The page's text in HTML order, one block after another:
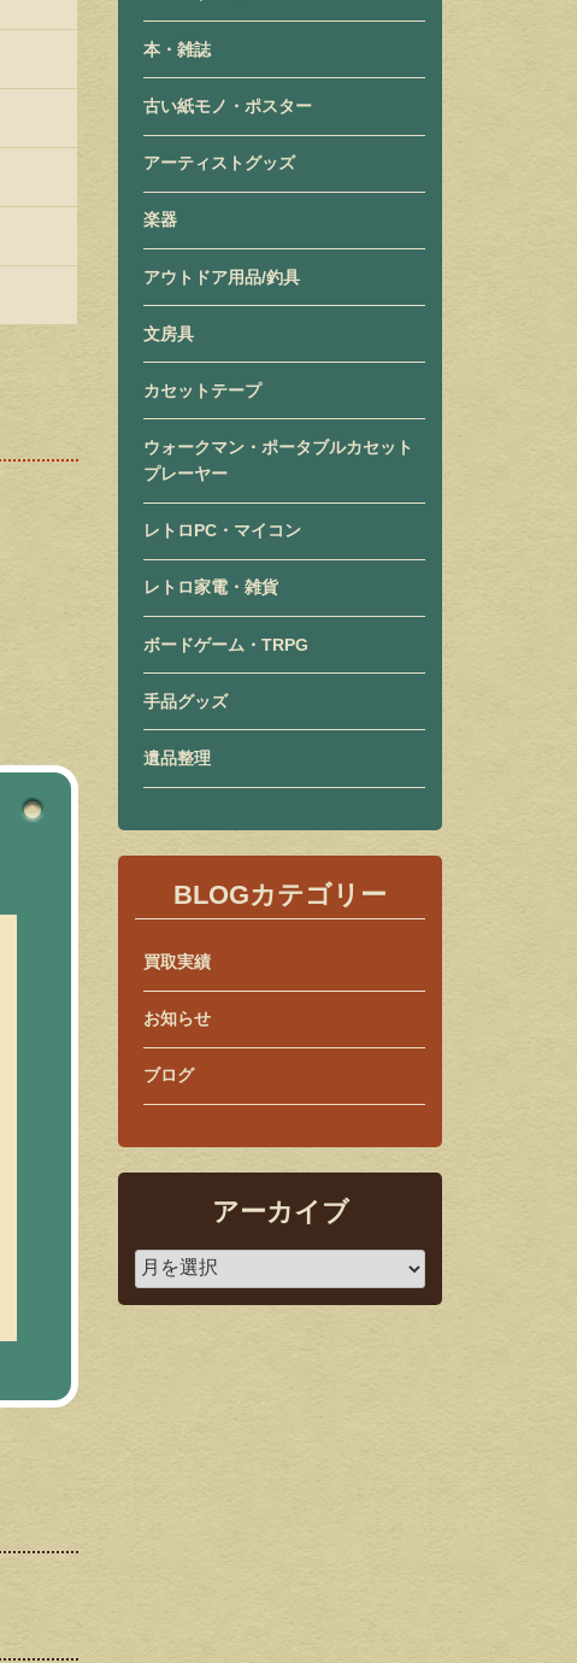
本・雑誌
古い紙モノ・ポスター
アーティストグッズ
楽器
アウトドア用品/釣具
文房具
カセットテープ
ウォークマン・ポータブルカセット
プレーヤー
レトロPC・マイコン
レトロ家電・雑貨
ボードゲーム・TRPG
手品グッズ
遺品整理
BLOGカテゴリー
買取実績
お知らせ
ブログ
アーカイブ